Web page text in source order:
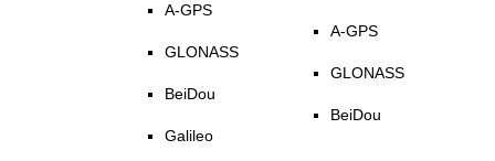
A-GPS
GLONASS
BeiDou
Galileo
A-GPS
GLONASS
BeiDou